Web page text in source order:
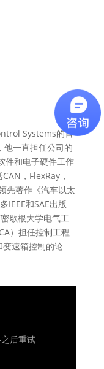
Systems的首
他一直担任公司的
件和电子硬件工作
，FlexRay，
先著作《汽车以太
IEEE和SAE出版
歇根大学电气工
）担任控制工程
速箱控制的论
后重试